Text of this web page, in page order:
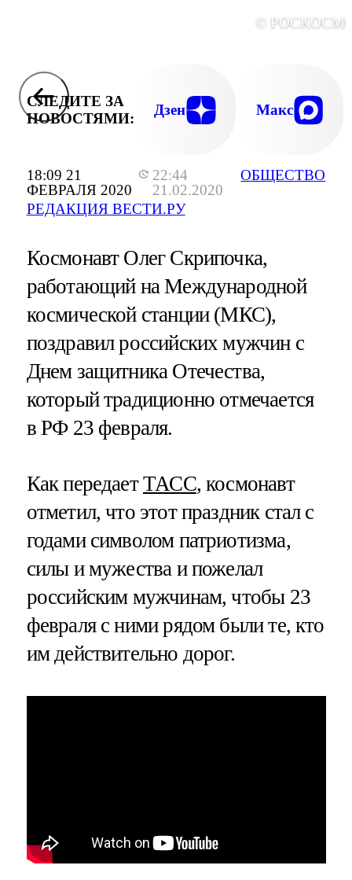
18:09 21
ФЕВРАЛЯ 2020
22:44
21.02.2020
РЕДАКЦИЯ ВЕСТИ.РУ
ОБЩЕСТВО
©
СЛЕДИТЕ ЗА
НОВОСТЯМИ:
Дзен Макс
Космонавт Олег Скрипочка,
работающий на Международной
космической станции (МКС),
поздравил российских мужчин с
Днем защитника Отечества,
который традиционно отмечается
в РФ 23 февраля.
Как передаетТАСС, космонавт
отметил, что этот праздник стал с
годами символом патриотизма,
силы и мужества и пожелал
российским мужчинам, чтобы 23
февраля с ними рядом были те, кто
им действительно дорог.